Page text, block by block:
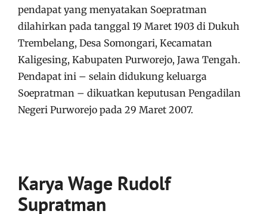
pendapat yang menyatakan Soepratman
dilahirkan pada tanggal 19 Maret 1903 di Dukuh
Trembelang, Desa Somongari, Kecamatan
Kaligesing, Kabupaten Purworejo, Jawa Tengah.
Pendapat ini – selain didukung keluarga
Soepratman – dikuatkan keputusan Pengadilan
Negeri Purworejo pada 29 Maret 2007.
Karya Wage Rudolf
Supratman